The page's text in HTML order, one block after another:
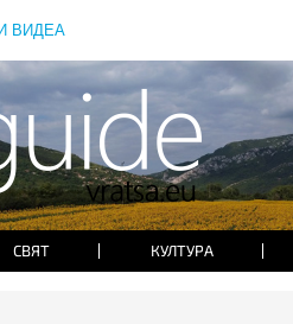
ВИДЕА
СВЯТ КУЛТУРА